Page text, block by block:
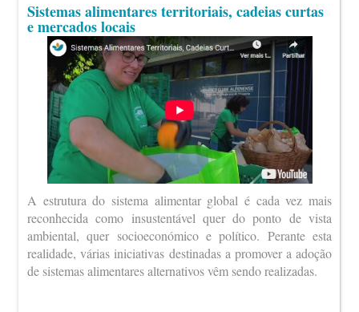
Sistemas alimentares territoriais, cadeias curtas
e mercados locais
A estrutura do sistema alimentar global é cada vez mais
reconhecida como insustentável quer do ponto de vista
ambiental, quer socioeconómico e político. Perante esta
realidade, várias iniciativas destinadas a promover a adoção
de sistemas alimentares alternativos vêm sendo realizadas.